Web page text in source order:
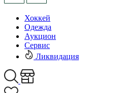
Хоккей
Одежда
Аукцион
Сервис
Ликвидация